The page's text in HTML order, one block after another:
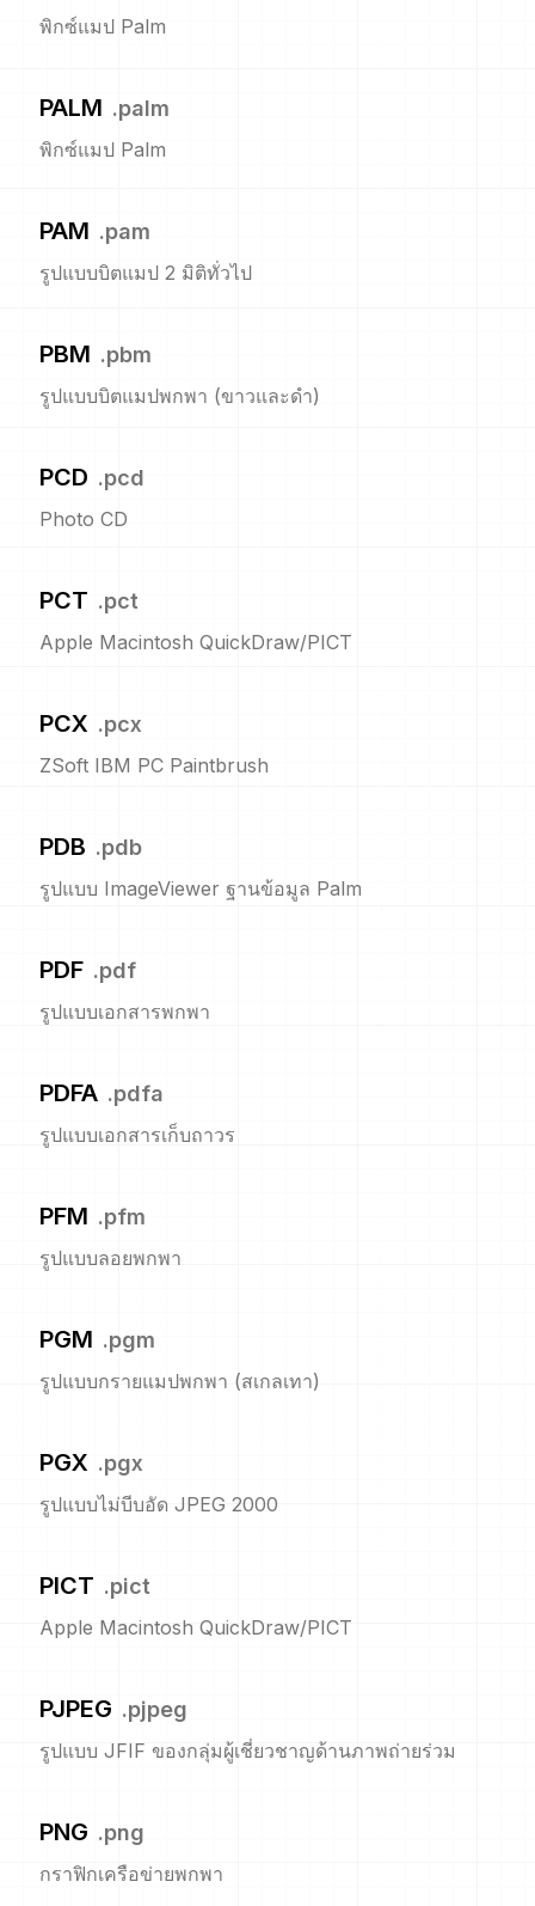
พิกซ์แมป Palm
PALM .palm
พิกซ์แมป Palm
PAM .pam
รูปแบบบิตแมป 2 มิติทั่วไป
PBM .pbm
รูปแบบบิตแมปพกพา (ขาวและดำ)
PCD .pcd
Photo CD
PCT .pct
Apple Macintosh QuickDraw/PICT
PCX .pcx
ZSoft IBM PC Paintbrush
PDB .pdb
รูปแบบ ImageViewer ฐานข้อมูล Palm
PDF .pdf
รูปแบบเอกสารพกพา
PDFA .pdfa
รูปแบบเอกสารเก็บถาวร
PFM .pfm
รูปแบบลอยพกพา
PGM .pgm
รูปแบบกรายแมปพกพา (สเกลเทา)
PGX .pgx
รูปแบบไม่บีบอัด JPEG 2000
PICT .pict
Apple Macintosh QuickDraw/PICT
PJPEG .pjpeg
รูปแบบ JFIF ของกลุ่มผู้เชี่ยวชาญด้านภาพถ่ายร่วม
PNG .png
กราฟิกเครือข่ายพกพา